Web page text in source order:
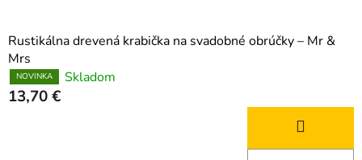
Rustikálna drevená krabička na svadobné obrúčky – Mr &
Mrs
NOVINKA Skladom
13,70 €